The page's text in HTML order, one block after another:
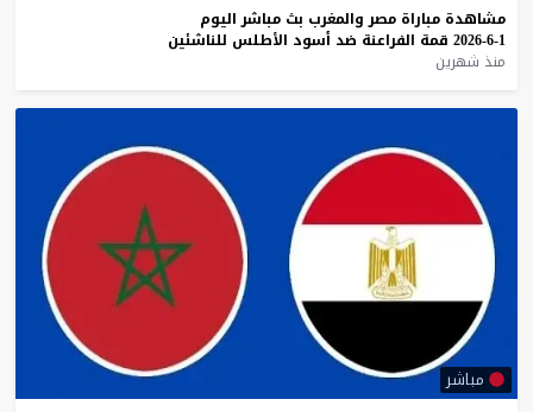
مشاهدة مباراة مصر والمغرب بث مباشر اليوم
1-6-2026
قمة الفراعنة ضد أسود الأطلس للناشئين
منذ شهرين
مباشر